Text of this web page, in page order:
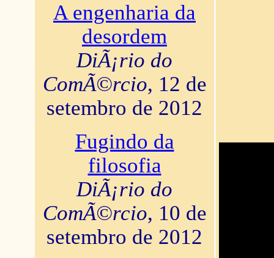
A engenharia da
desordem
DiÃ¡rio do
ComÃ©rcio, 12 de
setembro de 2012
Fugindo da
filosofia
DiÃ¡rio do
ComÃ©rcio, 10 de
setembro de 2012